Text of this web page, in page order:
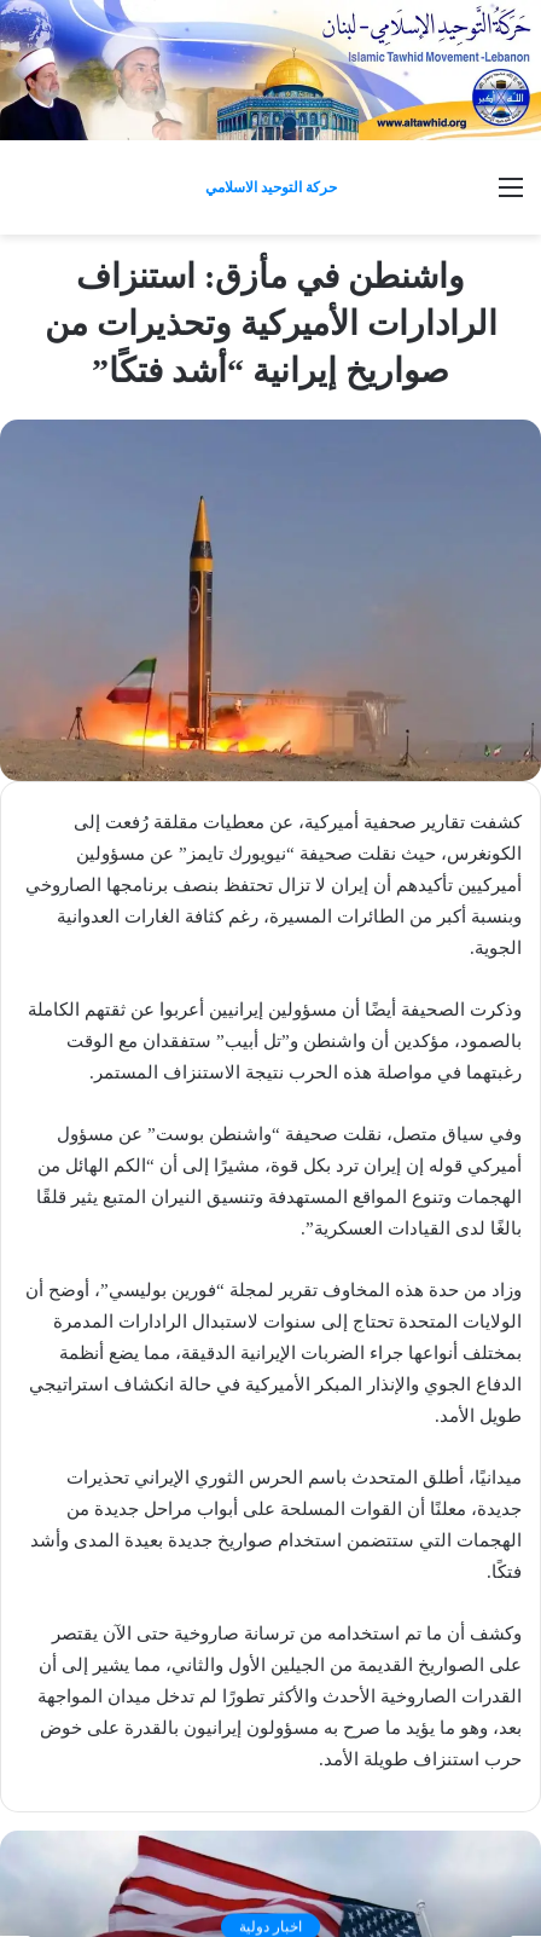
حركة التوحيد الاسلامي القائمة
واشنطن في مأزق: استنزاف
الرادارات الأميركية وتحذيرات من
صواريخ إيرانية “أشد فتكًا”
كشفت تقارير صحفية أميركية، عن معطيات مقلقة رُفعت إلى
الكونغرس، حيث نقلت صحيفة “نيويورك تايمز” عن مسؤولين
أميركيين تأكيدهم أن إيران لا تزال تحتفظ بنصف برنامجها الصاروخي
وبنسبة أكبر من الطائرات المسيرة، رغم كثافة الغارات العدوانية
الجوية.
وذكرت الصحيفة أيضًا أن مسؤولين إيرانيين أعربوا عن ثقتهم الكاملة
بالصمود، مؤكدين أن واشنطن و”تل أبيب” ستفقدان مع الوقت
رغبتهما في مواصلة هذه الحرب نتيجة الاستنزاف المستمر.
وفي سياق متصل، نقلت صحيفة “واشنطن بوست” عن مسؤول
أميركي قوله إن إيران ترد بكل قوة، مشيرًا إلى أن “الكم الهائل من
الهجمات وتنوع المواقع المستهدفة وتنسيق النيران المتبع يثير قلقًا
بالغًا لدى القيادات العسكرية”.
وزاد من حدة هذه المخاوف تقرير لمجلة “فورين بوليسي”، أوضح أن
الولايات المتحدة تحتاج إلى سنوات لاستبدال الرادارات المدمرة
بمختلف أنواعها جراء الضربات الإيرانية الدقيقة، مما يضع أنظمة
الدفاع الجوي والإنذار المبكر الأميركية في حالة انكشاف استراتيجي
طويل الأمد.
ميدانيًا، أطلق المتحدث باسم الحرس الثوري الإيراني تحذيرات
جديدة، معلنًا أن القوات المسلحة على أبواب مراحل جديدة من
الهجمات التي ستتضمن استخدام صواريخ جديدة بعيدة المدى وأشد
فتكًا.
وكشف أن ما تم استخدامه من ترسانة صاروخية حتى الآن يقتصر
على الصواريخ القديمة من الجيلين الأول والثاني، مما يشير إلى أن
القدرات الصاروخية الأحدث والأكثر تطورًا لم تدخل ميدان المواجهة
بعد، وهو ما يؤيد ما صرح به مسؤولون إيرانيون بالقدرة على خوض
حرب استنزاف طويلة الأمد.
اخبار دولية